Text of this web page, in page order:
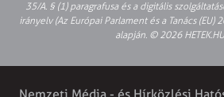
35/A. § (1) paragrafusa és a digitális
irányelv (Az Európai Parlament és a Tanács
alapján. © 2026